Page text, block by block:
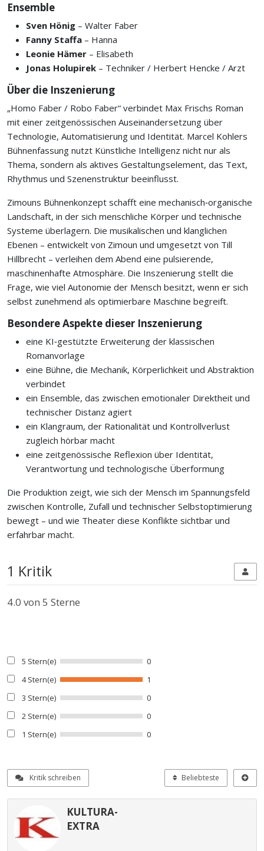
Ensemble
Sven Hönig – Walter Faber
Fanny Staffa – Hanna
Leonie Hämer – Elisabeth
Jonas Holupirek – Techniker / Herbert Hencke / Arzt
Über die Inszenierung
„Homo Faber / Robo Faber“ verbindet Max Frischs Roman
mit einer zeitgenössischen Auseinandersetzung über
Technologie, Automatisierung und Identität. Marcel Kohlers
Bühnenfassung nutzt Künstliche Intelligenz nicht nur als
Thema, sondern als aktives Gestaltungselement, das Text,
Rhythmus und Szenenstruktur beeinflusst.
Zimouns Bühnenkonzept schafft eine mechanisch‑organische
Landschaft, in der sich menschliche Körper und technische
Systeme überlagern. Die musikalischen und klanglichen
Ebenen – entwickelt von Zimoun und umgesetzt von Till
Hillbrecht – verleihen dem Abend eine pulsierende,
maschinenhafte Atmosphäre. Die Inszenierung stellt die
Frage, wie viel Autonomie der Mensch besitzt, wenn er sich
selbst zunehmend als optimierbare Maschine begreift.
Besondere Aspekte dieser Inszenierung
eine KI‑gestützte Erweiterung der klassischen
Romanvorlage
eine Bühne, die Mechanik, Körperlichkeit und Abstraktion
verbindet
ein Ensemble, das zwischen emotionaler Direktheit und
technischer Distanz agiert
ein Klangraum, der Rationalität und Kontrollverlust
zugleich hörbar macht
eine zeitgenössische Reflexion über Identität,
Verantwortung und technologische Überformung
Die Produktion zeigt, wie sich der Mensch im Spannungsfeld
zwischen Kontrolle, Zufall und technischer Selbstoptimierung
bewegt – und wie Theater diese Konflikte sichtbar und
erfahrbar macht.
1 Kritik
4.0 von 5 Sterne
5 Stern(e)
0
4 Stern(e)
1
3 Stern(e)
0
2 Stern(e)
0
1 Stern(e)
0
Kritik schreiben Beliebteste
KULTURA-
EXTRA